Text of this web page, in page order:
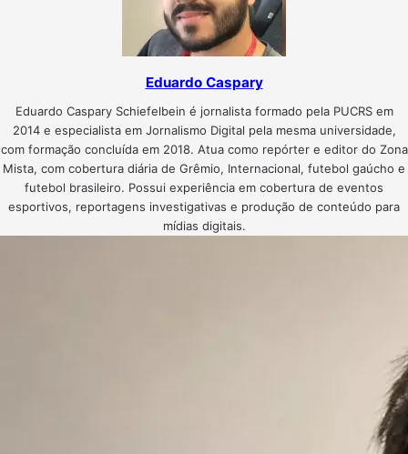
Eduardo Caspary
Eduardo Caspary Schiefelbein é jornalista formado pela PUCRS em
2014 e especialista em Jornalismo Digital pela mesma universidade,
com formação concluída em 2018. Atua como repórter e editor do Zona
Mista, com cobertura diária de Grêmio, Internacional, futebol gaúcho e
futebol brasileiro. Possui experiência em cobertura de eventos
esportivos, reportagens investigativas e produção de conteúdo para
mídias digitais.